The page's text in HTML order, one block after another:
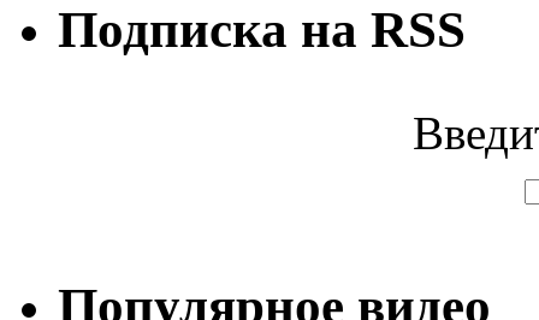
Подписка на RSS
Популярное видео